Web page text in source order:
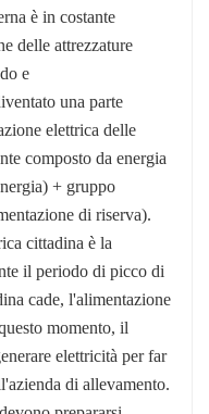
è in costante
delle attrezzature
e
una parte
elettrica delle
composto da energia
+ gruppo
di riserva).
cittadina è la
il periodo di picco di
cade, l'alimentazione
momento, il
elettricità per far
di allevamento.